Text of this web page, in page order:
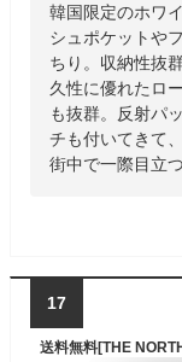
韓国限定のホワ
シュポケットや
ちり。収納性抜
久性に優れたロ
も抜群。反射パ
チも付いてきて
街中で一際目立
17